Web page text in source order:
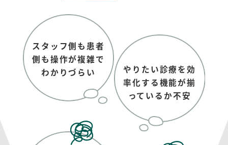
スタッフ側も患者
側も操作が複雑で
わかりづらい
やりたい診療を効
率化する機能が揃
っているか不安